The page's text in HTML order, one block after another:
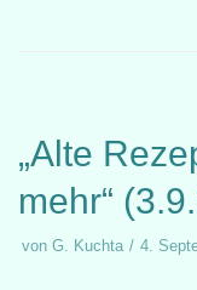
„Alte
mehr“
von G. Kuchta 4.